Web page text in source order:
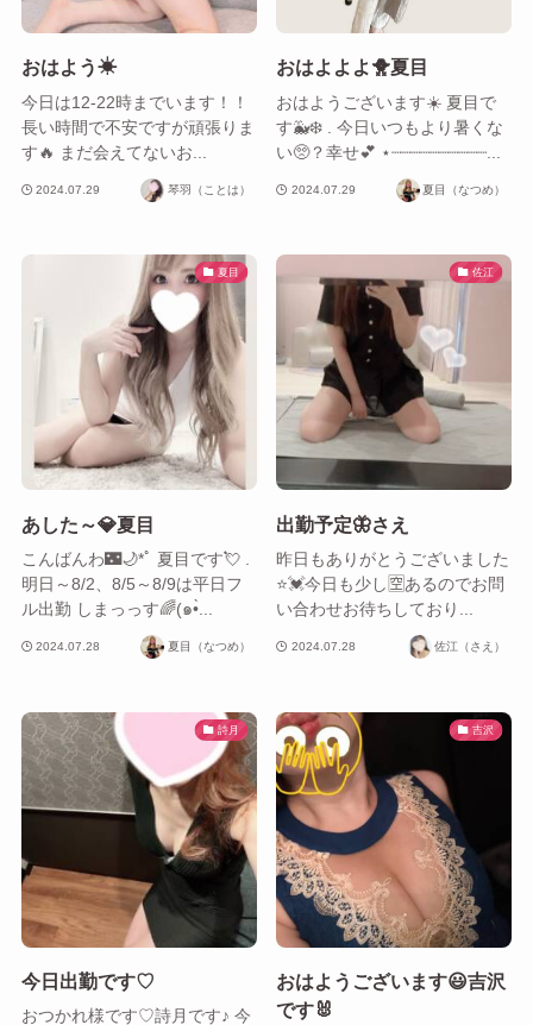
おはよう☀
今日は12-22時までいます！！
長い時間で不安ですが頑張りま
す🔥 まだ会えてないお...
2024.07.29 琴羽（ことは）
おはよよよ🐥夏目
おはようございます☀️ 夏目で
す🐳❄️ . 今日いつもより暑くな
い🥺？幸せ💕 ⋆┈┈┈┈┈┈┈┈┈┈...
2024.07.29 夏目（なつめ）
夏目
あした～💎夏目
こんばんわ🌃🌙*ﾟ 夏目です💘 .
明日～8/2、8/5～8/9は平日フ
ル出勤 しまっっす🌈(๑•̀...
2024.07.28 夏目（なつめ）
佐江
出勤予定🦋さえ
昨日もありがとうございました
⭐️💓今日も少し🈳あるのでお問
い合わせお待ちしており...
2024.07.28 佐江（さえ）
詩月
今日出勤です♡
おつかれ様です♡詩月です♪ 今
吉沢
おはようございます😃吉沢
です🐰